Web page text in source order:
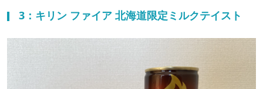
3：キリン ファイア 北海道限定ミルクテイスト